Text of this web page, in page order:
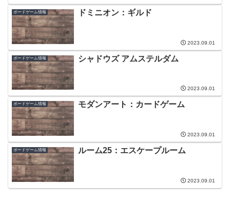
ボードゲーム情報 ドミニオン：ギルド
2023.09.01
ボードゲーム情報 シャドウズ アムステルダム
2023.09.01
ボードゲーム情報 モダンアート：カードゲーム
2023.09.01
ボードゲーム情報 ルーム25：エスケープルーム
2023.09.01